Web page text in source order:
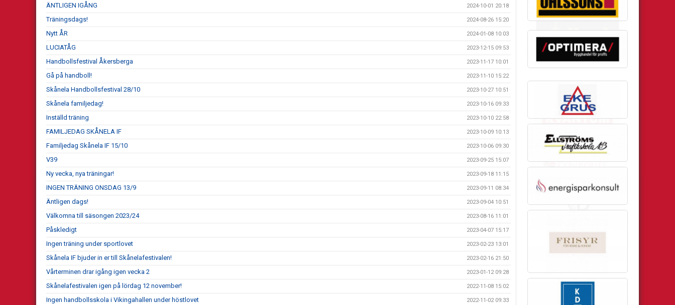
ÄNTLIGEN IGÅNG 2024-10-01 20:18
Träningsdags! 2024-08-26 15:20
Nytt ÅR 2024-01-08 10:03
LUCIATÅG 2023-12-15 09:53
Handbollsfestival Åkersberga 2023-11-17 10:01
Gå på handboll! 2023-11-10 15:22
Skånela Handbollsfestival 28/10 2023-10-27 10:51
Skånela familjedag! 2023-10-16 09:33
Inställd träning 2023-10-10 22:58
FAMILJEDAG SKÅNELA IF 2023-10-09 10:13
Familjedag Skånela IF 15/10 2023-10-06 09:30
V39 2023-09-25 15:07
Ny vecka, nya träningar! 2023-09-18 11:15
INGEN TRÄNING ONSDAG 13/9 2023-09-11 08:34
Äntligen dags! 2023-09-04 10:51
Välkomna till säsongen 2023/24 2023-08-16 11:01
Påskledigt 2023-04-07 15:17
Ingen träning under sportlovet 2023-02-23 13:01
Skånela IF bjuder in er till Skånelafestivalen! 2023-02-16 21:50
Vårterminen drar igång igen vecka 2 2023-01-12 09:28
Skånelafestivalen igen på lördag 12 november! 2022-11-08 15:02
Ingen handbollsskola i Vikingahallen under höstlovet 2022-11-02 09:33